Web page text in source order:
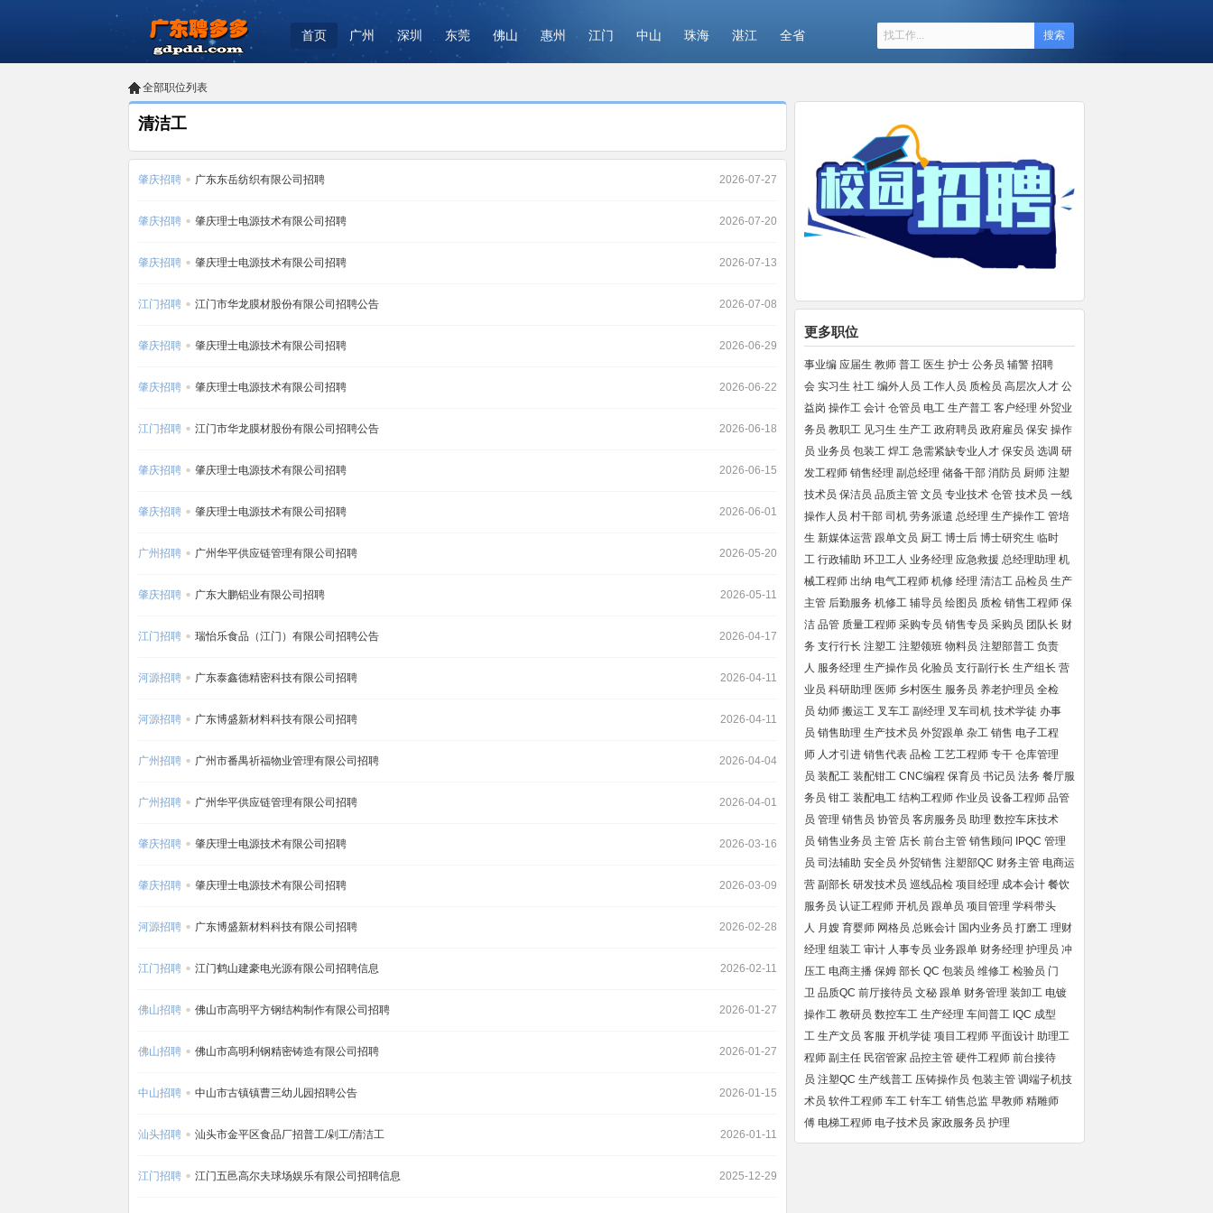
首页 广州 深圳 东莞 佛山 惠州 江门 中山 珠海 湛江 全省 搜索
全部职位列表
清洁工
肇庆招聘 广东东岳纺织有限公司招聘 2026-07-27
肇庆招聘 肇庆理士电源技术有限公司招聘 2026-07-20
肇庆招聘 肇庆理士电源技术有限公司招聘 2026-07-13
江门招聘 江门市华龙膜材股份有限公司招聘公告 2026-07-08
肇庆招聘 肇庆理士电源技术有限公司招聘 2026-06-29
肇庆招聘 肇庆理士电源技术有限公司招聘 2026-06-22
江门招聘 江门市华龙膜材股份有限公司招聘公告 2026-06-18
肇庆招聘 肇庆理士电源技术有限公司招聘 2026-06-15
肇庆招聘 肇庆理士电源技术有限公司招聘 2026-06-01
广州招聘 广州华平供应链管理有限公司招聘 2026-05-20
肇庆招聘 广东大鹏铝业有限公司招聘 2026-05-11
江门招聘 瑞怡乐食品（江门）有限公司招聘公告 2026-04-17
河源招聘 广东泰鑫德精密科技有限公司招聘 2026-04-11
河源招聘 广东博盛新材料科技有限公司招聘 2026-04-11
广州招聘 广州市番禺祈福物业管理有限公司招聘 2026-04-04
广州招聘 广州华平供应链管理有限公司招聘 2026-04-01
肇庆招聘 肇庆理士电源技术有限公司招聘 2026-03-16
肇庆招聘 肇庆理士电源技术有限公司招聘 2026-03-09
河源招聘 广东博盛新材料科技有限公司招聘 2026-02-28
江门招聘 江门鹤山建豪电光源有限公司招聘信息 2026-02-11
佛山招聘 佛山市高明平方钢结构制作有限公司招聘 2026-01-27
佛山招聘 佛山市高明利钢精密铸造有限公司招聘 2026-01-27
中山招聘 中山市古镇镇曹三幼儿园招聘公告 2026-01-15
汕头招聘 汕头市金平区食品厂招普工/剁工/清洁工 2026-01-11
江门招聘 江门五邑高尔夫球场娱乐有限公司招聘信息 2025-12-29
更多职位
事业编 应届生 教师 普工 医生 护士 公务员 辅警 招聘
会 实习生 社工 编外人员 工作人员 质检员 高层次人才 公
益岗 操作工 会计 仓管员 电工 生产普工 客户经理 外贸业
务员 教职工 见习生 生产工 政府聘员 政府雇员 保安 操作
员 业务员 包装工 焊工 急需紧缺专业人才 保安员 选调 研
发工程师 销售经理 副总经理 储备干部 消防员 厨师 注塑
技术员 保洁员 品质主管 文员 专业技术 仓管 技术员 一线
操作人员 村干部 司机 劳务派遣 总经理 生产操作工 管培
生 新媒体运营 跟单文员 厨工 博士后 博士研究生 临时
工 行政辅助 环卫工人 业务经理 应急救援 总经理助理 机
械工程师 出纳 电气工程师 机修 经理 清洁工 品检员 生产
主管 后勤服务 机修工 辅导员 绘图员 质检 销售工程师 保
洁 品管 质量工程师 采购专员 销售专员 采购员 团队长 财
务 支行行长 注塑工 注塑领班 物料员 注塑部普工 负责
人 服务经理 生产操作员 化验员 支行副行长 生产组长 营
业员 科研助理 医师 乡村医生 服务员 养老护理员 全检
员 幼师 搬运工 叉车工 副经理 叉车司机 技术学徒 办事
员 销售助理 生产技术员 外贸跟单 杂工 销售 电子工程
师 人才引进 销售代表 品检 工艺工程师 专干 仓库管理
员 装配工 装配钳工 CNC编程 保育员 书记员 法务 餐厅服
务员 钳工 装配电工 结构工程师 作业员 设备工程师 品管
员 管理 销售员 协管员 客房服务员 助理 数控车床技术
员 销售业务员 主管 店长 前台主管 销售顾问 IPQC 管理
员 司法辅助 安全员 外贸销售 注塑部QC 财务主管 电商运
营 副部长 研发技术员 巡线品检 项目经理 成本会计 餐饮
服务员 认证工程师 开机员 跟单员 项目管理 学科带头
人 月嫂 育婴师 网格员 总账会计 国内业务员 打磨工 理财
经理 组装工 审计 人事专员 业务跟单 财务经理 护理员 冲
压工 电商主播 保姆 部长 QC 包装员 维修工 检验员 门
卫 品质QC 前厅接待员 文秘 跟单 财务管理 装卸工 电镀
操作工 教研员 数控车工 生产经理 车间普工 IQC 成型
工 生产文员 客服 开机学徒 项目工程师 平面设计 助理工
程师 副主任 民宿管家 品控主管 硬件工程师 前台接待
员 注塑QC 生产线普工 压铸操作员 包装主管 调端子机技
术员 软件工程师 车工 针车工 销售总监 早教师 精雕师
傅 电梯工程师 电子技术员 家政服务员 护理